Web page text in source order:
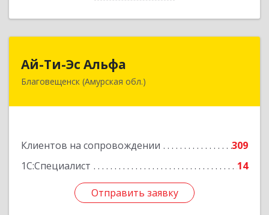
Ай-Ти-Эс Альфа
Благовещенск (Амурская обл.)
Клиентов на сопровождении
309
1С:Специалист
14
Отправить заявку
675000, Амурская обл, Благовещенск г, Зейская
Отправить заявку